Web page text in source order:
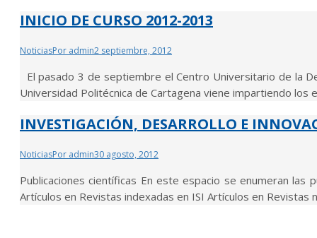
INICIO DE CURSO 2012-2013
NoticiasPor admin2 septiembre, 2012
El pasado 3 de septiembre el Centro Universitario de la
Universidad Politécnica de Cartagena viene impartiendo
INVESTIGACIÓN, DESARROLLO E
NoticiasPor admin30 agosto, 2012
Publicaciones científicas En este espacio se enumeran
Artículos en Revistas indexadas en ISI Artículos en